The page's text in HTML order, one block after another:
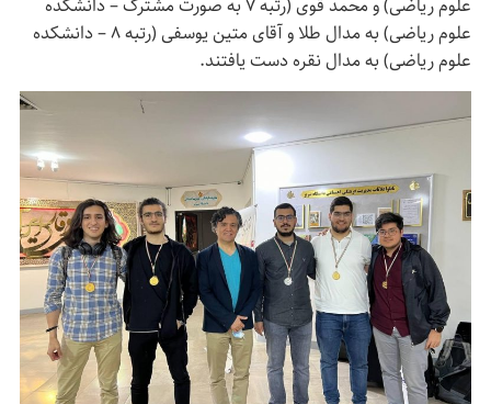
علوم ریاضی) و محمد قوی (رتبه ۷ به صورت مشترک – دانشکده
علوم ریاضی) به مدال طلا و آقای متین یوسفی (رتبه ۸ – دانشکده
علوم ریاضی) به مدال نقره دست یافتند.